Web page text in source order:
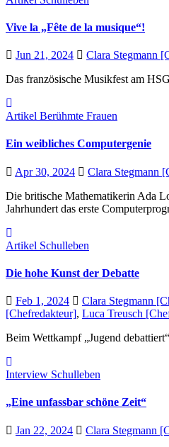
Vive la „Fête de la musique“!
Jun 21, 2024
Clara Stegmann
Das französische Musikfest am
Artikel Berühmte Frauen
Ein weibliches Computergenie
Apr 30, 2024 Clara Stegmann
Die britische Mathematikerin Ada
Jahrhundert das erste
Artikel Schulleben
Die hohe Kunst der Debatte
Feb 1, 2024 Clara Stegmann
[Chefredakteur], Luca Treusch
Beim Wettkampf „Jugend
Interview Schulleben
„Eine unfassbar schöne Zeit“
Jan 22, 2024
Clara Stegmann